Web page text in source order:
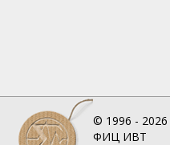
© 1996 - 2026
ФИЦ ИВТ